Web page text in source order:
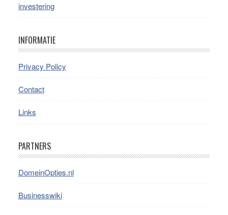
investering
INFORMATIE
Privacy Policy
Contact
Links
PARTNERS
DomeinOpties.nl
Businesswiki